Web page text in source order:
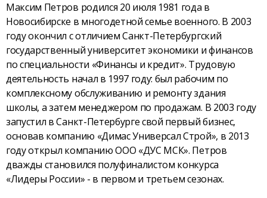
Максим Петров родился 20 июля 1981 года в
Новосибирске в многодетной семье военного. В 2003
году окончил с отличием Санкт-Петербургский
государственный университет экономики и финансов
по специальности «Финансы и кредит». Трудовую
деятельность начал в 1997 году: был рабочим по
комплексному обслуживанию и ремонту здания
школы, а затем менеджером по продажам. В 2003 году
запустил в Санкт-Петербурге свой первый бизнес,
основав компанию «Димас Универсал Строй», в 2013
году открыл компанию ООО «ДУС МСК». Петров
дважды становился полуфиналистом конкурса
«Лидеры России» - в первом и третьем сезонах.